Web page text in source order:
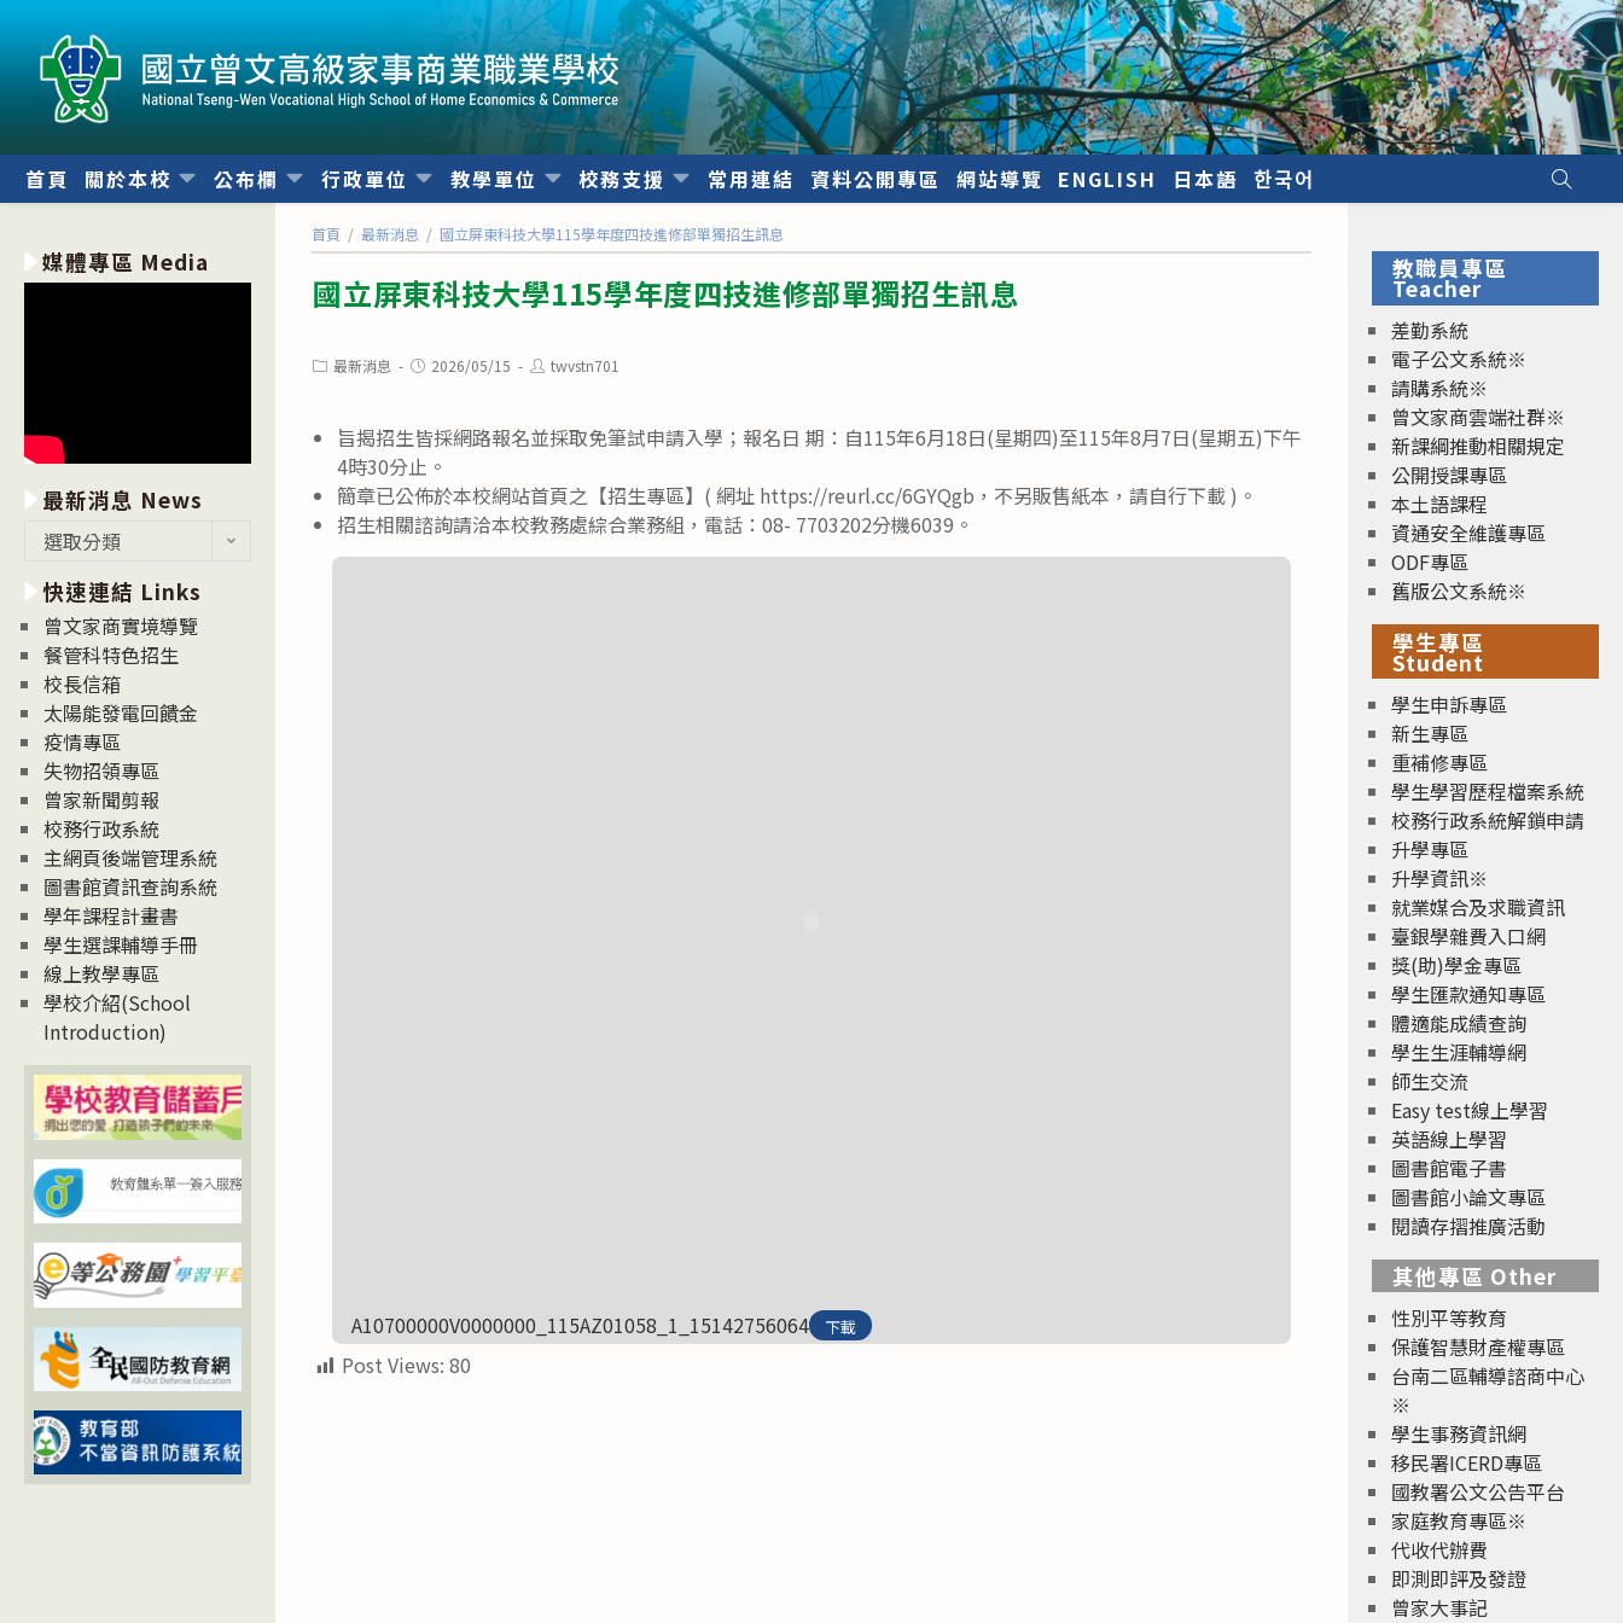
內
首頁 關於本校 公布欄 行政單位 教學單位 校務支援 常用連結 資料公開專區 網站導覽 ENGLISH 日本語 한국어
首頁 / 最新消息 / 國立屏東科技大學115學年度四技進修部單獨招生訊息
國立屏東科技大學115學年度四技進修部單獨招生訊息
Post最新消息
Post2026/05/15
Posttwvstn701
旨揭招生皆採網路報名並採取免筆試申請入學；報名日 期：自115年6月18日(星期四)至115年8月7日(星期五)下午
4時30分止。
簡章已公佈於本校網站首頁之【招生專區】( 網址 https://reurl.cc/6GYQgb，不另販售紙本，請自行下載 )。
招生相關諮詢請洽本校教務處綜合業務組，電話：08- 7703202分機6039。
A10700000V0000000_115AZ01058_1_15142756064 下載
Post Views: 80
媒體專區 Media
最新消息 News
消
息
News
選取分類
快速連結 Links
曾文家商實境導覽
餐管科特色招生
校長信箱
太陽能發電回饋金
疫情專區
失物招領專區
曾家新聞剪報
校務行政系統
主網頁後端管理系統
圖書館資訊查詢系統
學年課程計畫書
學生選課輔導手冊
線上教學專區
學校介紹(School
Introduction)
教職員專區
Teacher
差勤系統
電子公文系統※
請購系統※
曾文家商雲端社群※
新課綱推動相關規定
公開授課專區
本土語課程
資通安全維護專區
ODF專區
舊版公文系統※
學生專區
Student
學生申訴專區
新生專區
重補修專區
學生學習歷程檔案系統
校務行政系統解鎖申請
升學專區
升學資訊※
就業媒合及求職資訊
臺銀學雜費入口網
獎(助)學金專區
學生匯款通知專區
體適能成績查詢
學生生涯輔導網
師生交流
Easy test線上學習
英語線上學習
圖書館電子書
圖書館小論文專區
閱讀存摺推廣活動
其他專區 Other
性別平等教育
保護智慧財產權專區
台南二區輔導諮商中心
※
學生事務資訊網
移民署ICERD專區
國教署公文公告平台
家庭教育專區※
代收代辦費
即測即評及發證
曾家大事記